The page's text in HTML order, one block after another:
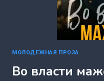
МОЛОДЕЖНАЯ ПРОЗА
Во власти